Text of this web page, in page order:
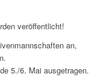
veröffentlicht!
an,
5./6. Mai ausgetragen.